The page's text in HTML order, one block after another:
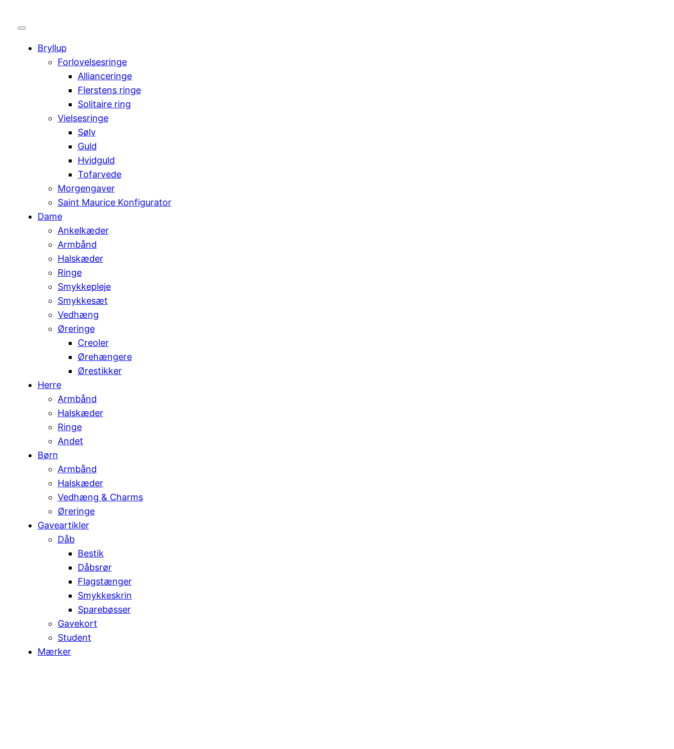
Bryllup
Forlovelsesringe
Allianceringe
Flerstens ringe
Solitaire ring
Vielsesringe
Sølv
Guld
Hvidguld
Tofarvede
Morgengaver
Saint Maurice Konfigurator
Dame
Ankelkæder
Armbånd
Halskæder
Ringe
Smykkepleje
Smykkesæt
Vedhæng
Øreringe
Creoler
Ørehængere
Ørestikker
Herre
Armbånd
Halskæder
Ringe
Andet
Børn
Armbånd
Halskæder
Vedhæng & Charms
Øreringe
Gaveartikler
Dåb
Bestik
Dåbsrør
Flagstænger
Smykkeskrin
Sparebøsser
Gavekort
Student
Mærker